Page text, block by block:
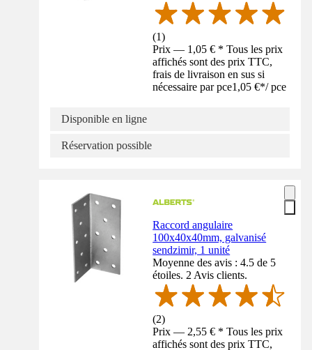
(1)
Prix — 1,05 € * Tous les prix
affichés sont des prix TTC,
frais de livraison en sus si
nécessaire par pce1,05 €*/ pce
Disponible en ligne
Réservation possible
Raccord angulaire
100x40x40mm, galvanisé
sendzimir, 1 unité
Moyenne des avis : 4.5 de 5
étoiles. 2 Avis clients.
(2)
Prix — 2,55 € * Tous les prix
affichés sont des prix TTC,